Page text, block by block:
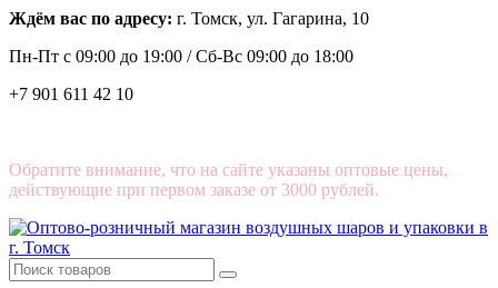
Ждём вас по адресу: г. Томск, ул. Гагарина, 10
Пн-Пт с 09:00 до 19:00 /Сб-Вс 09:00 до 18:00
+7 901 611 42 10
Обратите внимание, что на сайте указаны оптовые цены,
действующие при первом заказе от 3000 рублей.